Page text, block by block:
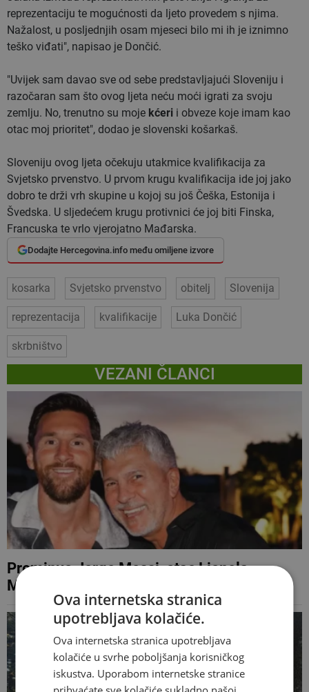
reprezentaciju te mogućnosti da ljeto provedem s njima.
Nažalost, u posljednjih osam mjeseci bilo mi ih je iznimno
teško viđati", napisao je Dončić.
"Uvijek sam davao sve od sebe predstavljajući Sloveniju i
razočaran sam što ovog ljeta neću moći igrati za svoju
zemlju. No, trenutno su moje kćeri i obveze koje imam kao
otac moj prioritet", dodao je slovenski košarkaš.
Sloveniju ovog ljeta očekuju utakmice kvalifikacija za
Svjetsko prvenstvo. U prvom krugu kvalifikacija ide joj jako
dobro te drži vrh skupine u kojoj su još Češka, Estonija i
Švedska. U sljedećem krugu protivnici će joj biti Finska,
Francuska te vrlo vjerojatno Mađarska.
Dodajte Hercegovina.info među omiljene izvore
kosarka Svjetsko prvenstvo obitelj Slovenija
reprezentacija kvalifikacije Luka Dončić
skrbništvo
VEZANI ČLANCI
Preminuo Jorge Messi, otac Lionela
Messija
Ova internetska stranica
upotrebljava kolačiće.
Ova internetska stranica upotrebljava
kolačiće u svrhe poboljšanja korisničkog
iskustva. Uporabom internetske stranice